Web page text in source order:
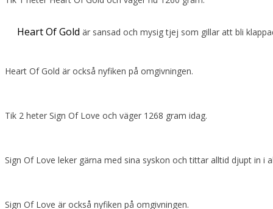
Heart Of Gold är sansad och mysig tjej som gillar att bli
Heart Of Gold är också nyfiken på omgivningen.
Tik 2 heter Sign Of Love och väger 1268 gram idag.
Sign Of Love leker gärna med sina syskon och tittar alltid djupt in i
Sign Of Love är också nyfiken på omgivningen.